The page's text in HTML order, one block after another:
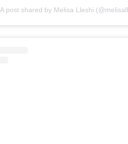
A post shared by Melisa Lleshi